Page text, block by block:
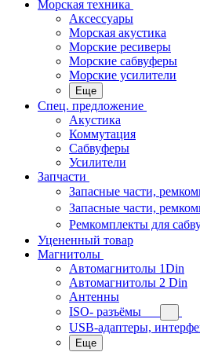
Морская техника
Аксессуары
Морская акустика
Морские ресиверы
Морские сабвуферы
Морские усилители
Еще
Спец. предложение
Акустика
Коммутация
Сабвуферы
Усилители
Запчасти
Запасные части,
Запасные части,
Ремкомплекты для
Уцененный товар
Магнитолы
Автомагнитолы 1Din
Автомагнитолы 2 Din
Антенны
ISO- разъёмы
USB-адаптеры,
Еще